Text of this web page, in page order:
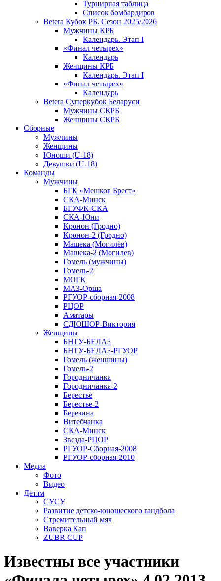
Турнирная таблица
Список бомбардиров
Betera Кубок РБ. Сезон 2025/2026
Мужчины КРБ
Календарь. Этап I
«Финал четырех»
Календарь
Женщины КРБ
Календарь. Этап I
«Финал четырех»
Календарь
Betera Суперкубок Беларуси
Мужчины СКРБ
Женщины СКРБ
Сборные
Мужчины
Женщины
Юноши (U-18)
Девушки (U-18)
Команды
Мужчины
БГК «Мешков Брест»
СКА-Минск
БГУФК-СКА
СКА-Юни
Кронон (Гродно)
Кронон-2 (Гродно)
Машека (Могилёв)
Машека-2 (Могилев)
Гомель (мужчины)
Гомель-2
МОГК
МАЗ-Орша
РГУОР-сборная-2008
РЦОР
Аматары
СДЮШОР-Виктория
Женщины
БНТУ-БЕЛАЗ
БНТУ-БЕЛАЗ-РГУОР
Гомель (женщины)
Гомель-2
Городничанка
Городничанка-2
Берестье
Берестье-2
Березина
Витебчанка
СКА-Минск
Звезда-РЦОР
РГУОР-Сборная-2008
РГУОР-сборная-2010
Медиа
Фото
Видео
Детям
СУСУ
Развитие детско-юношеского гандбола
Стремительный мяч
Ваверка Кап
ZUBR CUP
Известны все участники